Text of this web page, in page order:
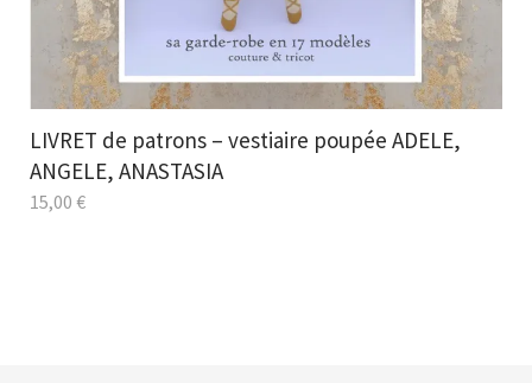
LIVRET de patrons – vestiaire poupée ADELE,
ANGELE, ANASTASIA
15,00 €